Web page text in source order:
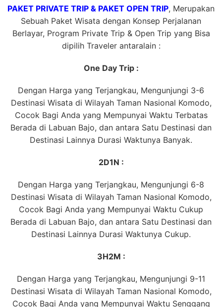
PAKET PRIVATE TRIP & PAKET OPEN TRIP, Merupakan
Sebuah Paket Wisata dengan Konsep Perjalanan
Berlayar, Program Private Trip & Open Trip yang Bisa
dipilih Traveler antaralain :
One Day Trip :
Dengan Harga yang Terjangkau, Mengunjungi 3-6
Destinasi Wisata di Wilayah Taman Nasional Komodo,
Cocok Bagi Anda yang Mempunyai Waktu Terbatas
Berada di Labuan Bajo, dan antara Satu Destinasi dan
Destinasi Lainnya Durasi Waktunya Banyak.
2D1N :
Dengan Harga yang Terjangkau, Mengunjungi 6-8
Destinasi Wisata di Wilayah Taman Nasional Komodo,
Cocok Bagi Anda yang Mempunyai Waktu Cukup
Berada di Labuan Bajo, dan antara Satu Destinasi dan
Destinasi Lainnya Durasi Waktunya Cukup.
3H2M :
Dengan Harga yang Terjangkau, Mengunjungi 9-11
Destinasi Wisata di Wilayah Taman Nasional Komodo,
Cocok Bagi Anda yang Mempunyai Waktu Senggang